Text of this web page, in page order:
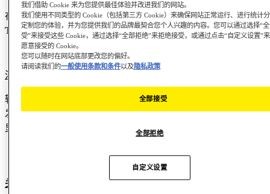
在 PC 上，安装了这些新轮盘附加组件的底座可识别为
Thrustmaster Advanced Mode Racer。
注意：
较旧的 Thrustmaster 方向盘附加型号（在本文提及的型号之前
发布的型号）仍允许在 PC 上显示底座名称，并在控制面板中
显示方向盘图像。
关于底座的重要说明：
我们借助 Cookie 来为您提供最佳体验并改进我们的网站。
我们使用不同类型的 Cookie（包括第三方 Cookie）来确保网站正常运行、进行统计
定制您的体验，并为您提供我们的品牌最契合您个人兴趣的内容。您可以通过选择“
受”来接受这些 Cookie，通过选择“全部拒绝”来拒绝接受，或通过点击“自定义设置”
愿意接受的 Cookie。
您可以随时在网站底部更改您的偏好。
请阅读我们的一般使用条款和条件以及隐私政策
全部拒绝
全部接受
自定义设置